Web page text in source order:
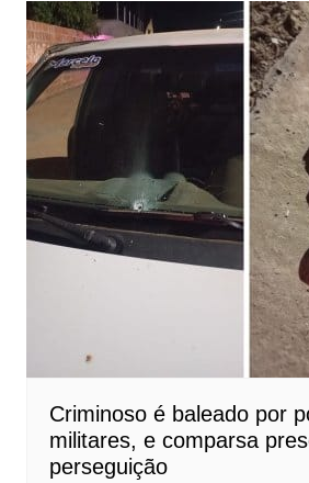
Criminoso é baleado por
militares, e comparsa
perseguição